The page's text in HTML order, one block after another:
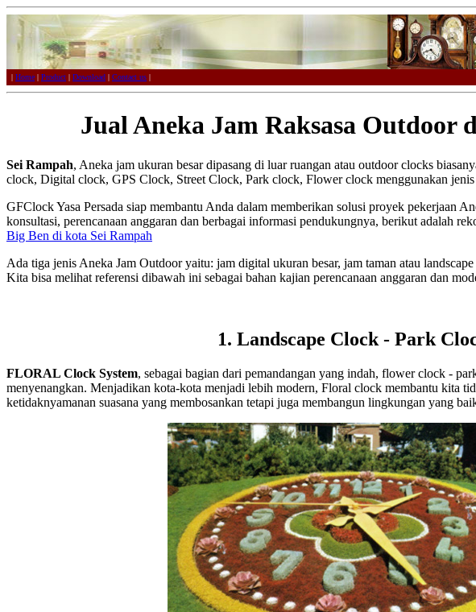
| Home | Product | Download | Contact us |
Jual Aneka Jam Raksasa Outdoor
Sei Rampah, Aneka jam ukuran besar dipasang di luar ruangan atau outdoor clocks
clock, Digital clock, GPS Clock, Street Clock, Park clock, Flower clock menggunakan
GFClock Yasa Persada siap membantu Anda dalam memberikan solusi proyek pekerjaan
konsultasi, perencanaan anggaran dan berbagai informasi pendukungnya, berikut adalah
Big Ben di kota Sei Rampah
Ada tiga jenis Aneka Jam Outdoor yaitu: jam digital ukuran besar, jam taman atau
Kita bisa melihat referensi dibawah ini sebagai bahan kajian perencanaan anggaran dan
1. Landscape Clock - Park
FLORAL Clock System, sebagai bagian dari pemandangan yang indah, flower clock -
menyenangkan. Menjadikan kota-kota menjadi lebih modern, Floral clock membantu kita
ketidaknyamanan suasana yang membosankan tetapi juga membangun lingkungan yang